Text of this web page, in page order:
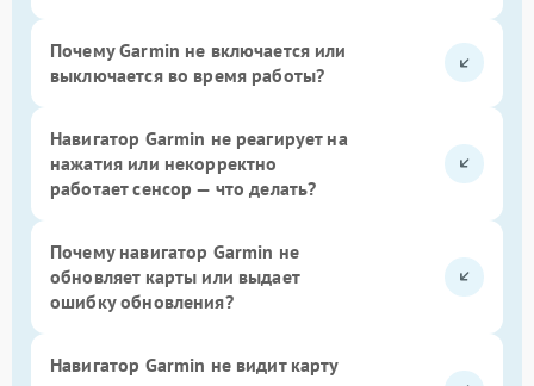
Почему Garmin не включается или
выключается во время работы?
Навигатор Garmin не реагирует на
нажатия или некорректно
работает сенсор — что делать?
Почему навигатор Garmin не
обновляет карты или выдает
ошибку обновления?
Навигатор Garmin не видит карту